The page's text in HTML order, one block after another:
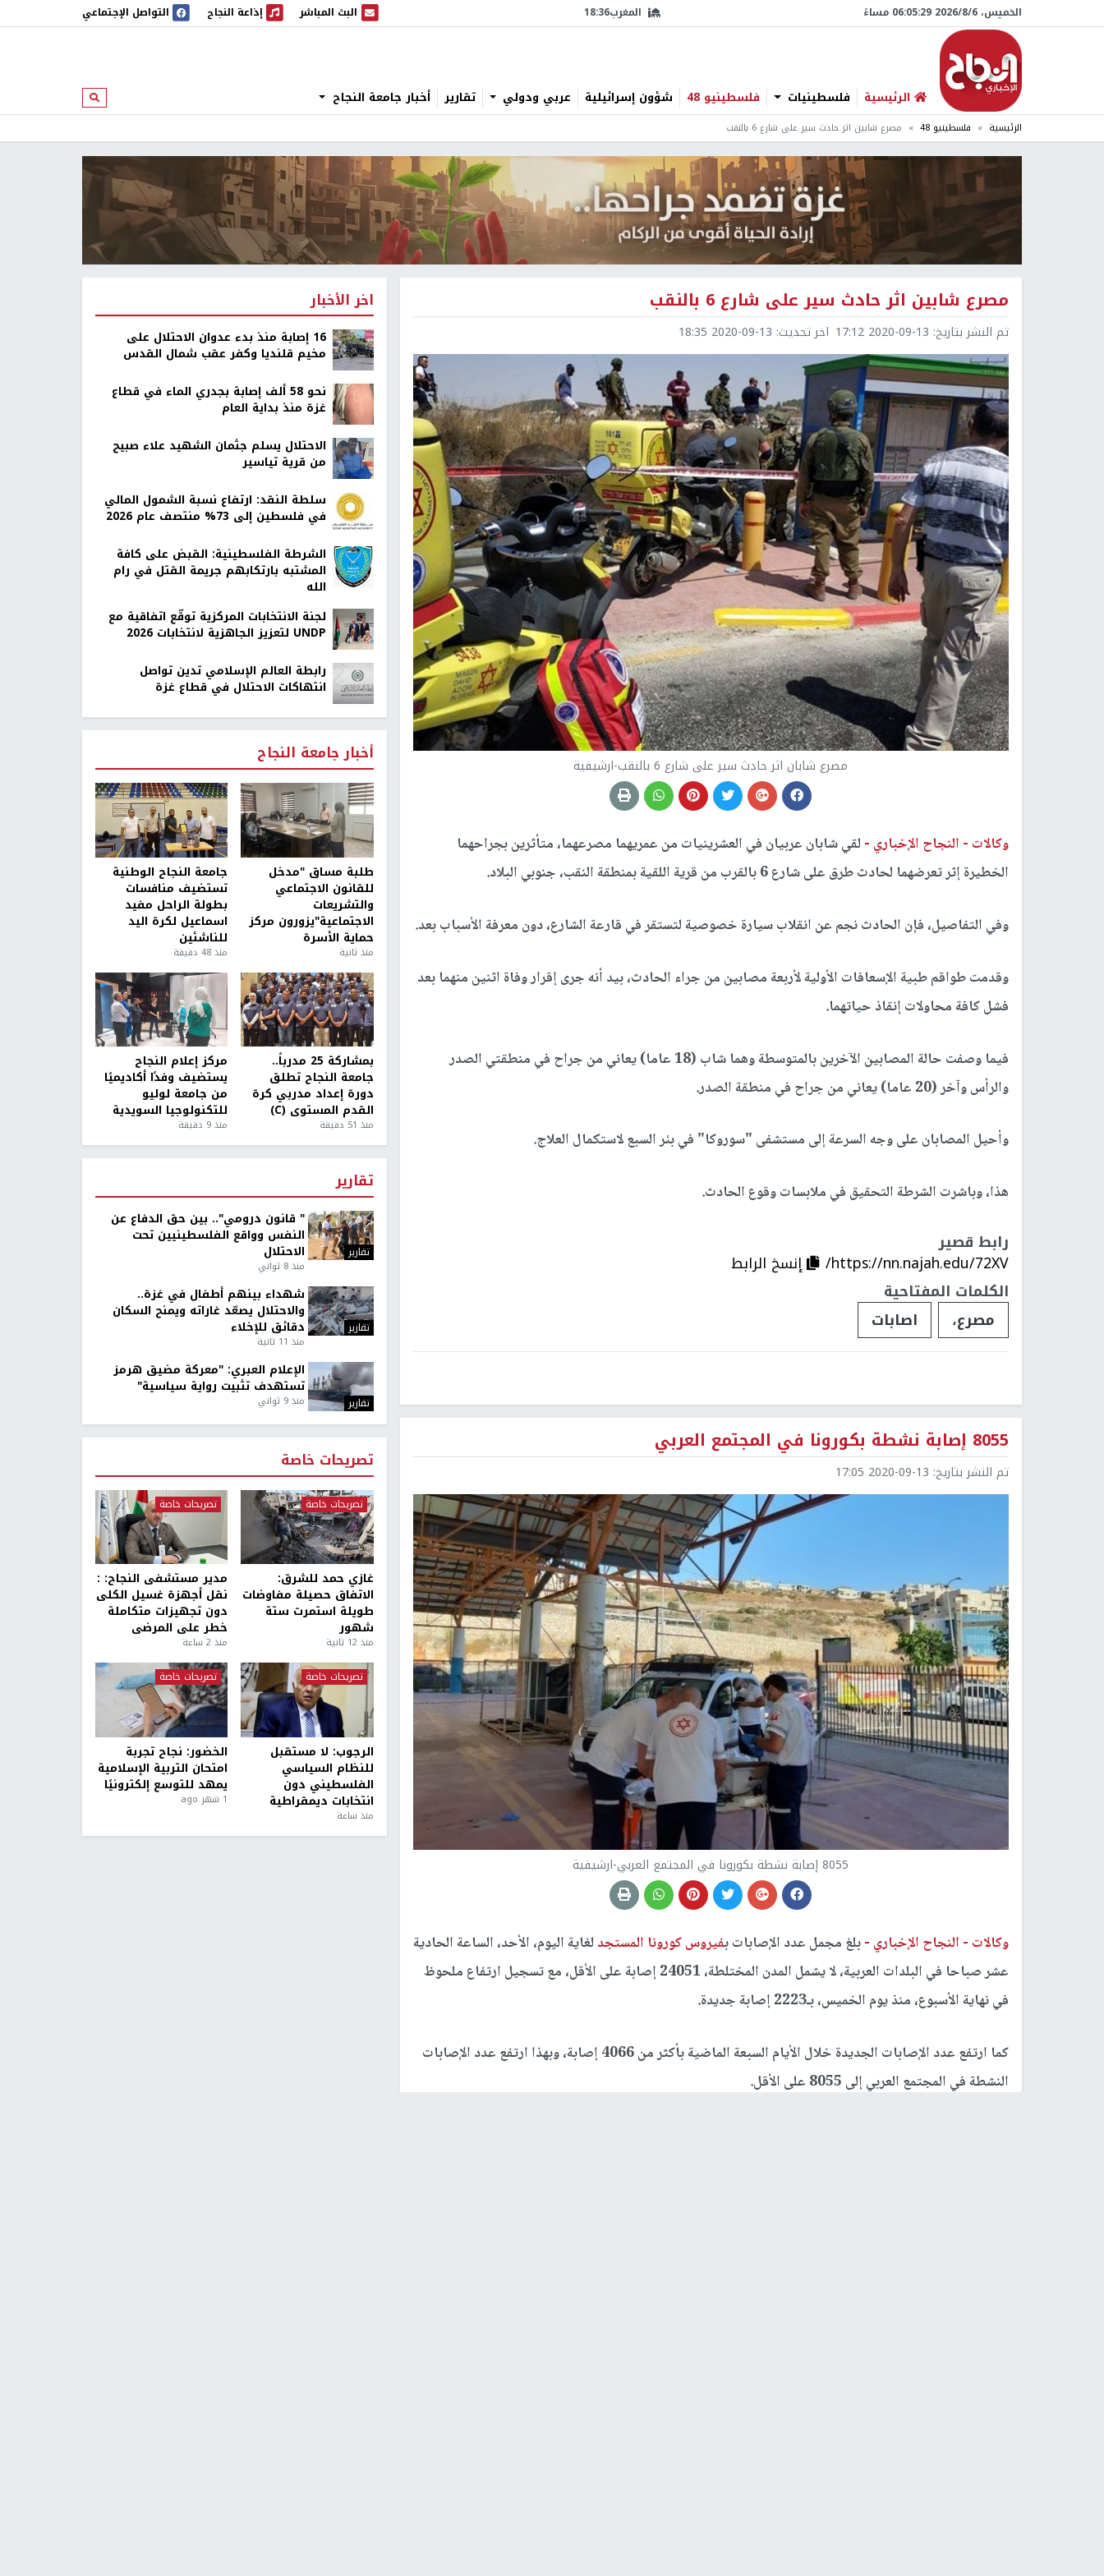
الخميس، 6/‏8/‏2026 06:05:30 مساءً المغرب18:36 البث المباشر
البث المباشر إذاعة النجاح
إذاعة النجاح التواصل الإجتماعي
الرئيسية فلسطينيات فلسطينيو 48 شؤون إسرائيلية عربي ودولي تقارير أخبار جامعة النجاح ابحث
الرئيسية فلسطينيو 48 مصرع شابين اثر حادث سير على شارع 6 بالنقب
مصرع شابين اثر حادث سير على شارع 6 بالنقب
تم النشر بتاريخ: 2020-09-13 17:12 اخر تحديث: 2020-09-13 18:35
مصرع شابان اثر حادث سير على شارع 6 بالنقب-ارشيفية
وكالات - النجاح الإخباري - لقي شابان عربيان في العشرينيات من عمريهما مصرعهما، متأثرين بجراحهما
الخطيرة إثر تعرضهما لحادث طرق على شارع 6 بالقرب من قرية اللقية بمنطقة النقب، جنوبي البلاد.
وفي التفاصيل، فإن الحادث نجم عن انقلاب سيارة خصوصية لتستقر في قارعة الشارع، دون معرفة الأسباب بعد.
وقدمت طواقم طبية الإسعافات الأولية لأربعة مصابين من جراء الحادث، بيد أنه جرى إقرار وفاة اثنين منهما بعد
فشل كافة محاولات إنقاذ حياتهما.
فيما وصفت حالة المصابين الآخرين بالمتوسطة وهما شاب (18 عاما) يعاني من جراح في منطقتي الصدر
والرأس وآخر (20 عاما) يعاني من جراح في منطقة الصدر.
وأحيل المصابان على وجه السرعة إلى مستشفى "سوروكا" في بئر السبع لاستكمال العلاج.
هذا، وباشرت الشرطة التحقيق في ملابسات وقوع الحادث.
رابط قصير
https://nn.najah.edu/72XV/
إنسخ الرابط
الكلمات المفتاحية
مصرع،
اصابات
8055 إصابة نشطة بكورونا في المجتمع العربي
تم النشر بتاريخ: 2020-09-13 17:05
8055 إصابة نشطة بكورونا في المجتمع العربي-ارشيفية
وكالات - النجاح الإخباري -بلغ مجمل عدد الإصابات بفيروس كورونا المستجد لغاية اليوم، الأحد، الساعة الحادية
عشر صباحا في البلدات العربية، لا يشمل المدن المختلطة، 24051 إصابة على الأقل، مع تسجيل ارتفاع ملحوظ
في نهاية الأسبوع، منذ يوم الخميس، بـ2223 إصابة جديدة.
كما ارتفع عدد الإصابات الجديدة خلال الأيام السبعة الماضية بأكثر من 4066 إصابة، وبهذا ارتفع عدد الإصابات
النشطة في المجتمع العربي إلى 8055 على الأقل.
اخر الأخبار
16 إصابة منذ بدء عدوان الاحتلال على
مخيم قلنديا وكفر عقب شمال القدس
نحو 58 ألف إصابة بجدري الماء في قطاع
غزة منذ بداية العام
الاحتلال يسلم جثمان الشهيد علاء صبيح
من قرية تياسير
سلطة النقد: ارتفاع نسبة الشمول المالي
في فلسطين إلى 73% منتصف عام 2026
الشرطة الفلسطينية: القبض على كافة
المشتبه بارتكابهم جريمة القتل في رام
الله
لجنة الانتخابات المركزية توقّع اتفاقية مع
UNDP لتعزيز الجاهزية لانتخابات 2026
رابطة العالم الإسلامي تدين تواصل
انتهاكات الاحتلال في قطاع غزة
أخبار جامعة النجاح
طلبة مساق "مدخل
للقانون الاجتماعي
والتشريعات
الاجتماعية"يزورون مركز
حماية الأسرة
منذ ثانية
جامعة النجاح الوطنية
تستضيف منافسات
بطولة الراحل مفيد
اسماعيل لكرة اليد
للناشئين
منذ 48 دقيقة
بمشاركة 25 مدرباً..
جامعة النجاح تطلق
دورة إعداد مدربي كرة
القدم المستوى (C)
منذ 51 دقيقة
مركز إعلام النجاح
يستضيف وفدًا أكاديميًا
من جامعة لوليو
للتكنولوجيا السويدية
منذ 9 دقيقة
تقارير
تقارير
" قانون درومي".. بين حق الدفاع عن
النفس وواقع الفلسطينيين تحت
الاحتلال
منذ 8 ثواني
تقارير
شهداء بينهم أطفال في غزة..
والاحتلال يصعّد غاراته ويمنح السكان
دقائق للإخلاء
منذ 11 ثانية
تقارير
الإعلام العبري: "معركة مضيق هرمز
تستهدف تثبيت رواية سياسية"
منذ 9 ثواني
تصريحات خاصة
تصريحات خاصة
غازي حمد للشرق:
الاتفاق حصيلة مفاوضات
طويلة استمرت ستة
شهور
منذ 12 ثانية
تصريحات خاصة
مدير مستشفى النجاح: :
نقل أجهزة غسيل الكلى
دون تجهيزات متكاملة
خطر على المرضى
منذ 2 ساعة
تصريحات خاصة
الرجوب: لا مستقبل
للنظام السياسي
الفلسطيني دون
انتخابات ديمقراطية
منذ ساعة
تصريحات خاصة
الخضور: نجاح تجربة
امتحان التربية الإسلامية
يمهد للتوسع إلكترونيًا
1 شهر ago